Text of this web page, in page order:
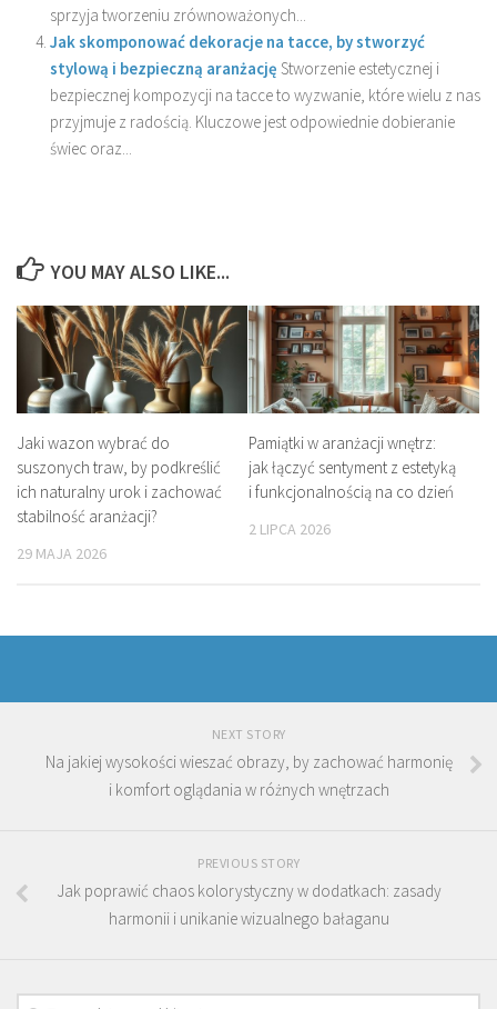
sprzyja tworzeniu zrównoważonych...
Jak skomponować dekoracje na tacce, by stworzyć
stylową i bezpieczną aranżację Stworzenie estetycznej i
bezpiecznej kompozycji na tacce to wyzwanie, które wielu z nas
przyjmuje z radością. Kluczowe jest odpowiednie dobieranie
świec oraz...
YOU MAY ALSO LIKE...
Jaki wazon wybrać do
suszonych traw, by podkreślić
ich naturalny urok i zachować
stabilność aranżacji?
29 MAJA 2026
Pamiątki w aranżacji wnętrz:
jak łączyć sentyment z estetyką
i funkcjonalnością na co dzień
2 LIPCA 2026
NEXT STORY
Na jakiej wysokości wieszać obrazy, by zachować harmonię
i komfort oglądania w różnych wnętrzach
PREVIOUS STORY
Jak poprawić chaos kolorystyczny w dodatkach: zasady
harmonii i unikanie wizualnego bałaganu